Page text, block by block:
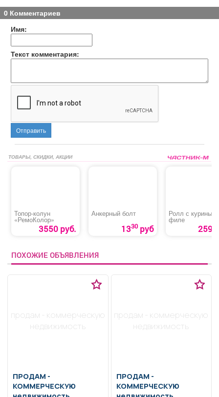
0 Комментариев
Имя:
Текст комментария:
Отправить
ТОВАРЫ, СКИДКИ, АКЦИИ
Топор-колун
«РемоКолор»
3550 руб.
Анкерный болт
1330руб
Ролл с куриным
филе
259
ПОХОЖИЕ ОБЪЯВЛЕНИЯ
продам - коммерческую
недвижимость
ПРОДАМ -
КОММЕРЧЕСКУЮ
продам - коммерческую
недвижимость
ПРОДАМ -
КОММЕРЧЕСКУЮ